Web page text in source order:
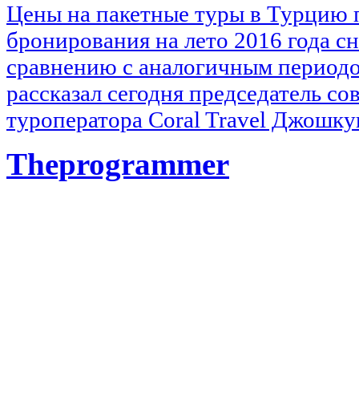
Цены на пакетные туры в Турцию
бронирования на лето 2016 года
сравнению с аналогичным
рассказал сегодня председатель
туроператора Coral Travel
Theprogrammer